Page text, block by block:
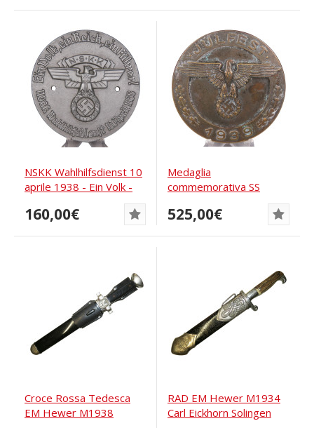
NSKK Wahlhilfsdienst 10
aprile 1938 - Ein Volk -
160,00€
Medaglia
commemorativa SS
Julfest 1939 - Deschler &
Sohn
525,00€
Croce Rossa Tedesca
EM Hewer M1938
RAD EM Hewer M1934
Carl Eickhorn Solingen